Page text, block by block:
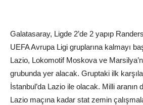
Galatasaray, Ligde 2’de 2 yapıp
UEFA Avrupa Ligi gruplarına kalmayı
Lazio, Lokomotif Moskova ve
grubunda yer alacak. Gruptaki ilk
İstanbul’da Lazio ile olacak. Milli aranın
Lazio maçına kadar stat zemin